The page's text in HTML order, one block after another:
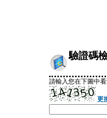
驗證碼
請輸入您在下圖中
更